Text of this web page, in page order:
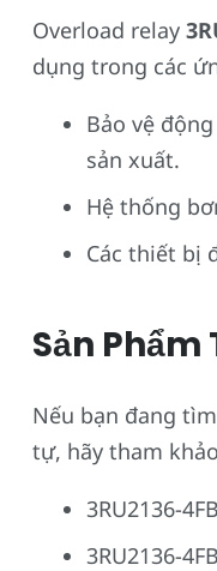
Overload relay
dụng trong các
Bảo vệ
sản xuất.
Hệ thống
Các thiết bị
Sản
Nếu bạn đang
tự, hãy tham
3RU2136-
3RU2136-